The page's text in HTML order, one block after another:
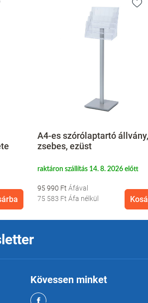
A4-es szórólaptartó
zsebes, ezüst
raktáron szállítás 14. 8. 2026 előtt
95 990 Ft
75 583 Ft Áfa nélkül
Kövessen minket